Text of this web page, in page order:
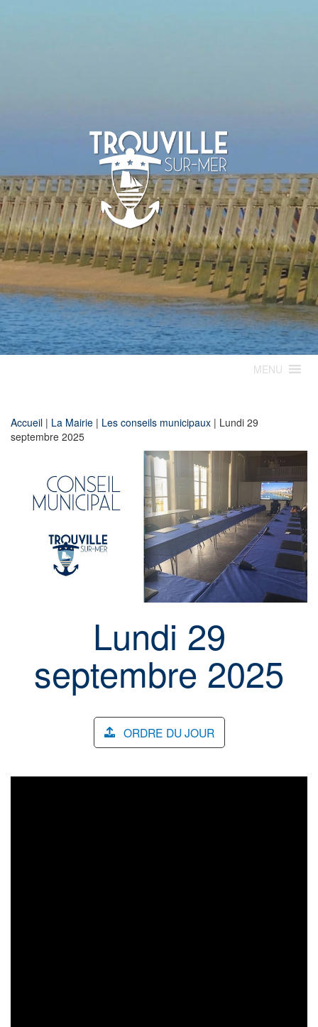
TROUVILLE-
SUR-MER
MENU
Accueil | La Mairie | Les conseils municipaux | Lundi 29
septembre 2025
Lundi 29
septembre 2025
ORDRE DU JOUR